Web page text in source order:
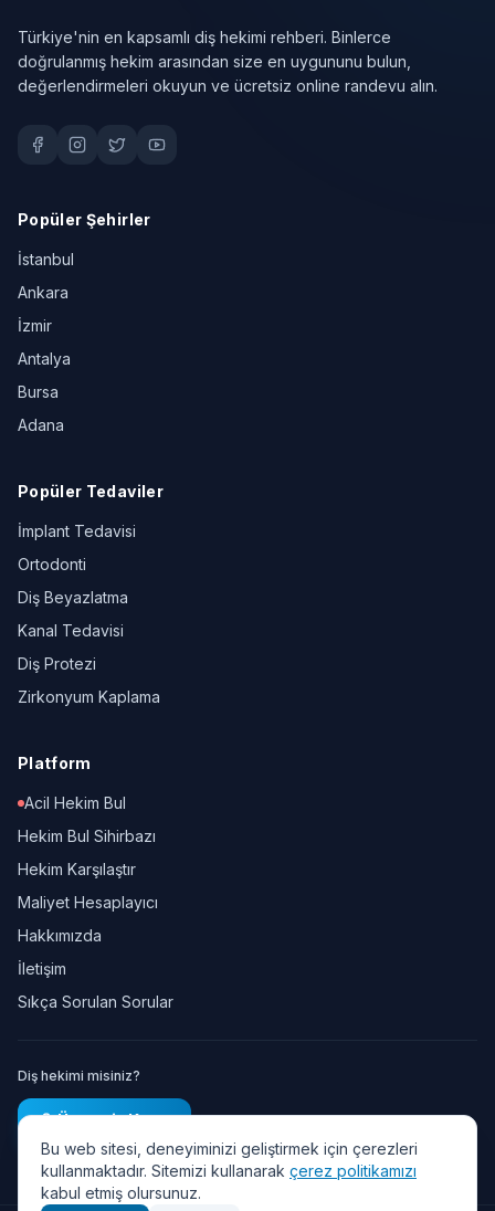
Türkiye'nin en kapsamlı diş hekimi rehberi. Binlerce
doğrulanmış hekim arasından size en uygununu bulun,
değerlendirmeleri okuyun ve ücretsiz online randevu alın.
Popüler Şehirler
İstanbul
Ankara
İzmir
Antalya
Bursa
Adana
Popüler Tedaviler
İmplant Tedavisi
Ortodonti
Diş Beyazlatma
Kanal Tedavisi
Diş Protezi
Zirkonyum Kaplama
Platform
Acil Hekim Bul
Hekim Bul Sihirbazı
Hekim Karşılaştır
Maliyet Hesaplayıcı
Hakkımızda
İletişim
Sıkça Sorulan Sorular
Diş hekimi misiniz?
Ücretsiz Kayıt
Bu web sitesi, deneyiminizi geliştirmek için çerezleri
kullanmaktadır. Sitemizi kullanarak çerez politikamızı
kabul etmiş olursunuz.